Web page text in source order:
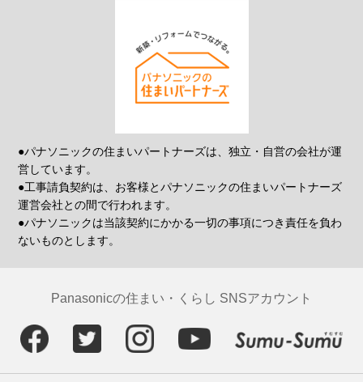
●パナソニックの住まいパートナーズは、独立・自営の会社が運
営しています。
●工事請負契約は、お客様とパナソニックの住まいパートナーズ
運営会社との間で行われます。
●パナソニックは当該契約にかかる一切の事項につき責任を負わ
ないものとします。
Panasonicの住まい・くらし SNSアカウント